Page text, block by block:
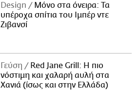
Design
Μόνο στα όνειρα: Τα
υπέροχα σπίτια του Ιμπέρ ντε
Ζιβανσί
Γεύση
Red Jane Grill: Η πιο
νόστιμη και χαλαρή αυλή στα
Χανιά (ίσως και στην Ελλάδα)